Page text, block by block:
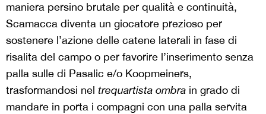
maniera persino brutale per qualità e continuità,
Scamacca diventa un giocatore prezioso per
sostenere l’azione delle catene laterali in fase di
risalita del campo o per favorire l’inserimento senza
palla sulle di Pasalic e/o Koopmeiners,
trasformandosi nel trequartista ombra in grado di
mandare in porta i compagni con una palla servita